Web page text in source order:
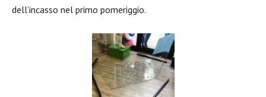
dell’incasso nel primo pomeriggio.